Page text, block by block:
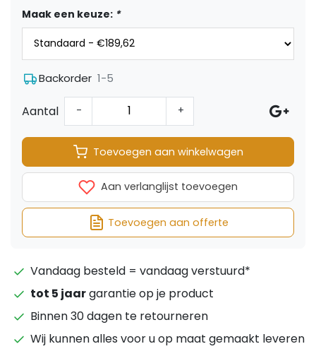
Maak een keuze: *
Backorder 1-5
Aantal - +
Toevoegen aan winkelwagen
Aan verlanglijst toevoegen
Toevoegen aan offerte
Vandaag besteld = vandaag verstuurd*
tot 5 jaargarantie op je product
Binnen 30 dagen te retourneren
Wij kunnen alles voor u op maat gemaakt leveren